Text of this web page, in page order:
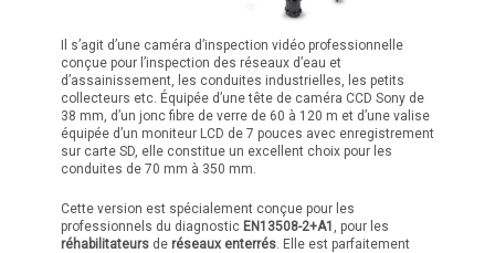
Il s’agit d’une caméra d’inspection vidéo professionnelle
conçue pour l’inspection des réseaux d’eau et
d’assainissement, les conduites industrielles, les petits
collecteurs etc. Équipée d’une tête de caméra CCD Sony de
38 mm, d’un jonc fibre de verre de 60 à 120 m et d’une valise
équipée d’un moniteur LCD de 7 pouces avec enregistrement
sur carte SD, elle constitue un excellent choix pour les
conduites de 70 mm à 350 mm.
Cette version est spécialement conçue pour les
professionnels du diagnostic EN13508-2+A1 , pour les
réhabilitateurs de réseaux enterrés. Elle est parfaitement